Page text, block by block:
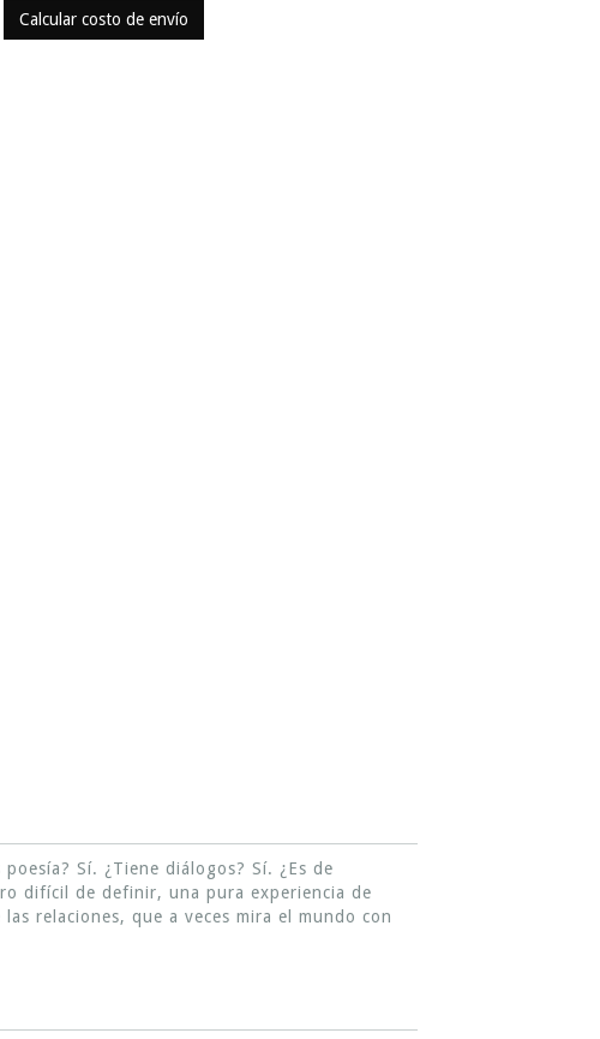
Calcular costo de envío
Sí. ¿Tiene diálogos? Sí. ¿Es de
difícil de definir, una pura experiencia de
relaciones, que a veces mira el mundo con